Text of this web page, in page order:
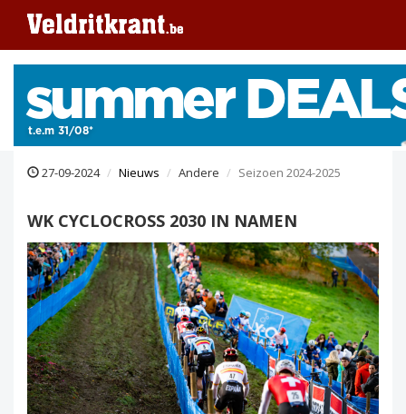
27-09-2024 Nieuws Andere Seizoen 2024-2025
WK CYCLOCROSS 2030 IN NAMEN